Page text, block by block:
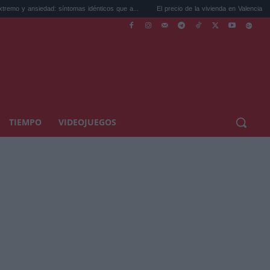
síntomas idénticos que a... El precio de la vivienda en Valencia sube a 3.485 ...
TIEMPO VIDEOJUEGOS